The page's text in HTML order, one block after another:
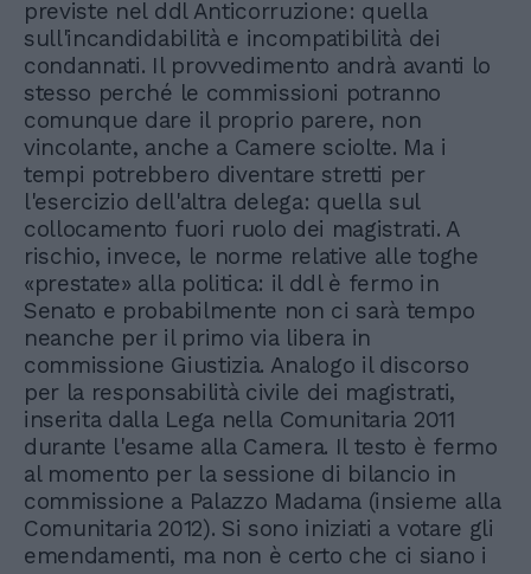
previste nel ddl Anticorruzione: quella
sull'incandidabilità e incompatibilità dei
condannati. Il provvedimento andrà avanti lo
stesso perché le commissioni potranno
comunque dare il proprio parere, non
vincolante, anche a Camere sciolte. Ma i
tempi potrebbero diventare stretti per
l'esercizio dell'altra delega: quella sul
collocamento fuori ruolo dei magistrati. A
rischio, invece, le norme relative alle toghe
«prestate» alla politica: il ddl è fermo in
Senato e probabilmente non ci sarà tempo
neanche per il primo via libera in
commissione Giustizia. Analogo il discorso
per la responsabilità civile dei magistrati,
inserita dalla Lega nella Comunitaria 2011
durante l'esame alla Camera. Il testo è fermo
al momento per la sessione di bilancio in
commissione a Palazzo Madama (insieme alla
Comunitaria 2012). Si sono iniziati a votare gli
emendamenti, ma non è certo che ci siano i